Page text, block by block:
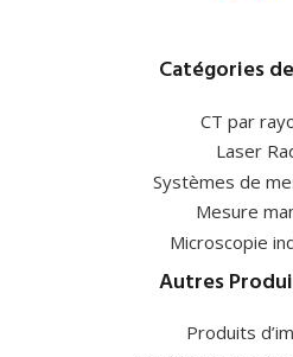
Catégories
CT par
Laser
Systèmes de
Mesure
Microscopie
Autres
Produits